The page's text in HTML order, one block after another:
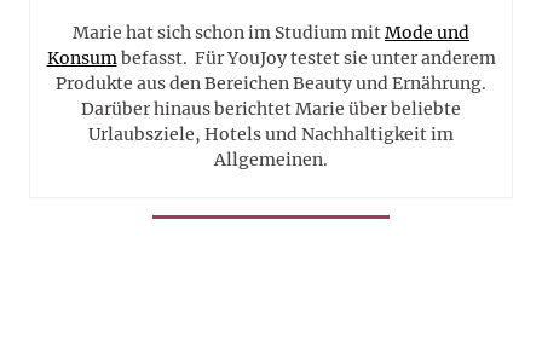
Marie hat sich schon im Studium mitMode und
Konsumbefasst. Für YouJoy testet sie unter anderem
Produkte aus den Bereichen Beauty und Ernährung.
Darüber hinaus berichtet Marie über beliebte
Urlaubsziele, Hotels und Nachhaltigkeit im
Allgemeinen.